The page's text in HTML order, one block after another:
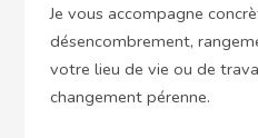
Je vous accompagne
désencombrement,
votre lieu de vie ou de
changement pérenne.